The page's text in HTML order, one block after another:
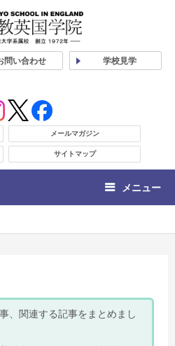
問い合わせ 学校見学
メールマガジン
サイトマップ
メニュー
、関連する記事をまとめまし